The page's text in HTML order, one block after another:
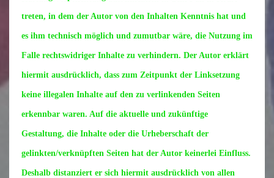
treten, in dem der Autor von den Inhalten Kenntnis hat und
es ihm technisch möglich und zumutbar wäre, die Nutzung im
Falle rechtswidriger Inhalte zu verhindern. Der Autor erklärt
hiermit ausdrücklich, dass zum Zeitpunkt der Linksetzung
keine illegalen Inhalte auf den zu verlinkenden Seiten
erkennbar waren. Auf die aktuelle und zukünftige
Gestaltung, die Inhalte oder die Urheberschaft der
gelinkten/verknüpften Seiten hat der Autor keinerlei Einfluss.
Deshalb distanziert er sich hiermit ausdrücklich von allen